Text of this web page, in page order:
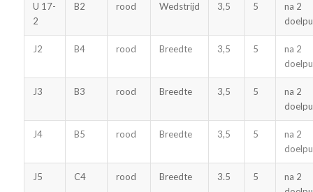
U 17-
2
B2 rood Wedstrijd 3,5 5
na 2
J2 B4 rood Breedte 3,5 5
na 2
J3 B3 rood Breedte 3,5 5
na 2
J4 B5 rood Breedte 3,5 5
na 2
J5 C4 rood Breedte 3.5 5
na 2